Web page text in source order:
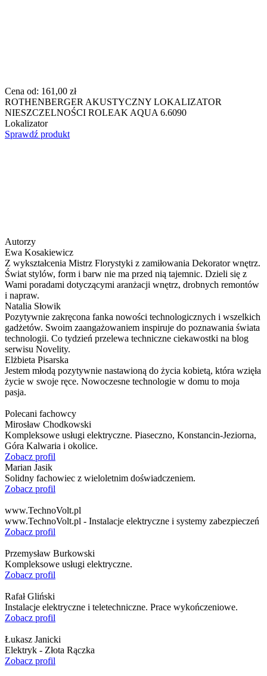
Cena od: 161,00 zł
ROTHENBERGER AKUSTYCZNY LOKALIZATOR
NIESZCZELNOŚCI ROLEAK AQUA 6.6090
Lokalizator
Sprawdź produkt
Autorzy
Ewa Kosakiewicz
Z wykształcenia Mistrz Florystyki z zamiłowania Dekorator wnętrz.
Świat stylów, form i barw nie ma przed nią tajemnic. Dzieli się z
Wami poradami dotyczącymi aranżacji wnętrz, drobnych remontów
i napraw.
Natalia Słowik
Pozytywnie zakręcona fanka nowości technologicznych i wszelkich
gadżetów. Swoim zaangażowaniem inspiruje do poznawania świata
technologii. Co tydzień przelewa techniczne ciekawostki na blog
serwisu Novelity.
Elżbieta Pisarska
Jestem młodą pozytywnie nastawioną do życia kobietą, która wzięła
życie w swoje ręce. Nowoczesne technologie w domu to moja
pasja.
Polecani fachowcy
Mirosław Chodkowski
Kompleksowe usługi elektryczne. Piaseczno, Konstancin-Jeziorna,
Góra Kalwaria i okolice.
Zobacz profil
Marian Jasik
Solidny fachowiec z wieloletnim doświadczeniem.
Zobacz profil
www.TechnoVolt.pl
www.TechnoVolt.pl - Instalacje elektryczne i systemy zabezpieczeń
Zobacz profil
Przemysław Burkowski
Kompleksowe usługi elektryczne.
Zobacz profil
Rafał Gliński
Instalacje elektryczne i teletechniczne. Prace wykończeniowe.
Zobacz profil
Łukasz Janicki
Elektryk - Złota Rączka
Zobacz profil